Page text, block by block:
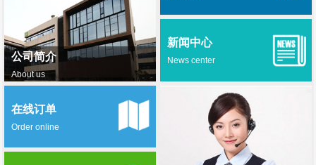
公司简介
About us
新闻中心
News center
在线订单
Order online